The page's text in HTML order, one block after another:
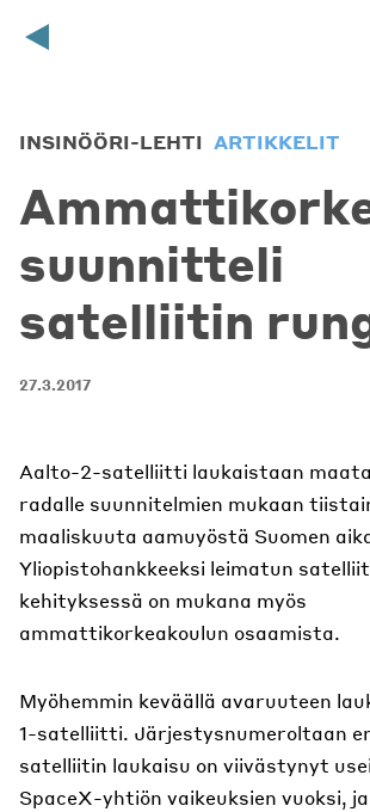
INSINÖÖRI-LEHTI ARTIKKELIT
suunnitteli
satelliitin
27.3.2017
Aalto-2-satelliitti laukaistaan
radalle suunnitelmien mukaan
maaliskuuta aamuyöstä Suomen
Yliopistohankkeeksi leimatun
kehityksessä on mukana myös
ammattikorkeakoulun osaamista.
Myöhemmin keväällä avaruuteen
1-satelliitti. Järjestysnumeroltaan
satelliitin laukaisu on viivästynyt
SpaceX-yhtiön vaikeuksien vuoksi,